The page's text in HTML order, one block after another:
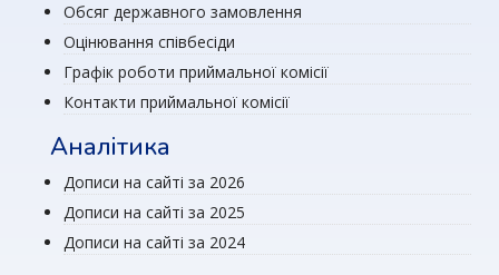
Обсяг державного замовлення
Оцінювання співбесіди
Графік роботи приймальної комісії
Контакти приймальної комісії
Аналітика
Дописи на сайті за 2026
Дописи на сайті за 2025
Дописи на сайті за 2024